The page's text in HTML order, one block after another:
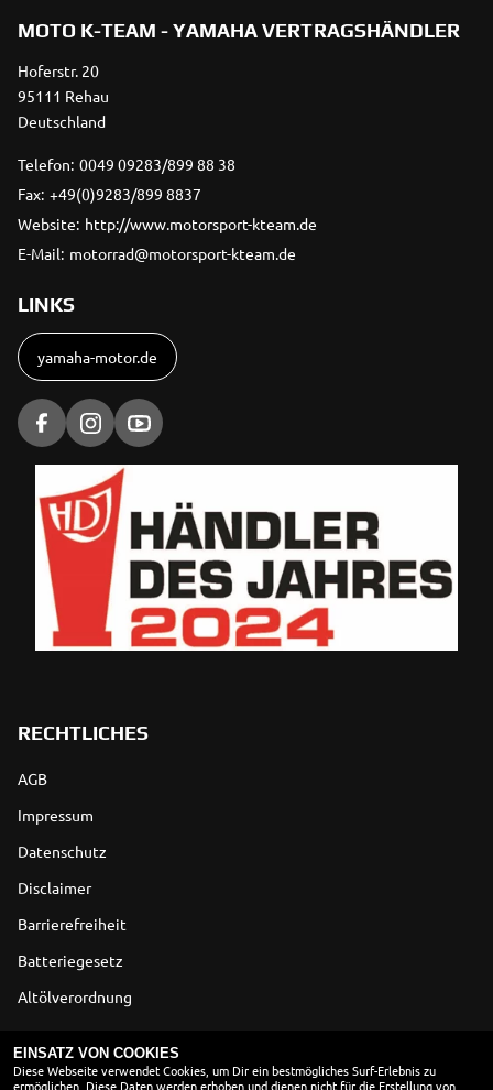
MOTO K-TEAM - YAMAHA VERTRAGSHÄNDLER
Hoferstr. 20
95111 Rehau
Deutschland
Telefon: 0049 09283/899 88 38
Fax: +49(0)9283/899 8837
Website: http://www.motorsport-kteam.de
E-Mail: motorrad@motorsport-kteam.de
LINKS
yamaha-motor.de
RECHTLICHES
AGB
Impressum
Datenschutz
Disclaimer
Barrierefreiheit
Batteriegesetz
Altölverordnung
ÖFFNUNGSZEITEN
EINSATZ VON COOKIES
Diese Webseite verwendet Cookies, um Dir ein bestmögliches Surf-Erlebnis zu
ermöglichen. Diese Daten werden erhoben und dienen nicht für die Erstellung von